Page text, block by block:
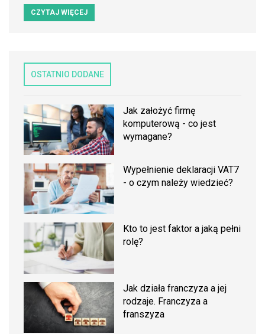
CZYTAJ WIĘCEJ
OSTATNIO DODANE
Jak założyć firmę
komputerową - co jest
wymagane?
Wypełnienie deklaracji VAT7
- o czym należy wiedzieć?
Kto to jest faktor a jaką pełni
rolę?
Jak działa franczyza a jej
rodzaje. Franczyza a
franszyza